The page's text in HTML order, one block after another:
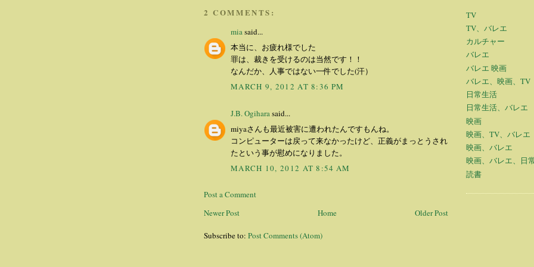
2 COMMENTS:
mia said...
本当に、お疲れ様でした
罪は、裁きを受けるのは当然です！！
なんだか、人事ではない一件でした(汗）
MARCH 9, 2012 AT 8:36 PM
J.B. Ogihara said...
miyaさんも最近被害に遭われたんですもんね。
コンピューターは戻って来なかったけど、正義がまっとうされ
たという事が慰めになりました。
MARCH 10, 2012 AT 8:54 AM
Post a Comment
Newer Post
Older Post
Home
Subscribe to: Post Comments (Atom)
TV
TV、バレエ
カルチャー
バレエ
バレエ 映画
バレエ、映画、TV
日常生活
日常生活、バレエ
映画
映画、TV、バレエ
映画、バレエ
映画、バレエ、日
読書